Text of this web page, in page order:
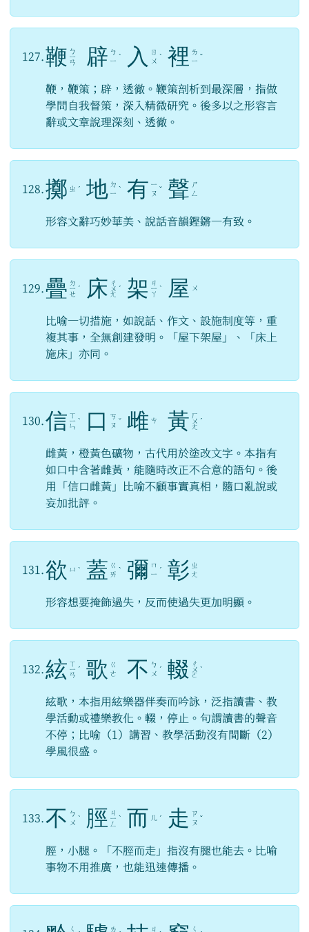
127. 鞭 ㄅ
ㄧ
ㄢ 辟 ㄅ
ㄧ ˋ 入
ㄖ
ㄨ ˋ 裡 ㄌ
ㄧ ˇ
鞭，鞭策；辟，透徹。鞭策剖析到最深層，指做
學問自我督策，深入精微研究。後多以之形容言
辭或文章說理深刻、透徹。
128. 擲 ㄓ ˊ 地 ㄉ
ㄧ ˋ 有 ㄧ
ㄡ ˇ 聲 ㄕ
ㄥ
形容文辭巧妙華美、說話音韻鏗鏘一有致。
129. 疊 ㄉ
ㄧ
ㄝ
ˊ 床 ㄔ
ㄨ
ㄤ
ˊ 架 ㄐ
ㄧ
ㄚ
ˋ 屋 ㄨ
比喻一切措施，如說話、作文、設施制度等，重
複其事，全無創建發明。「屋下架屋」、「床上
施床」亦同。
130. 信 ㄒ
ㄧ
ㄣ
ˋ 口
ㄎ
ㄡ ˇ 雌 ㄘ 黃 ㄏ
ㄨ
ㄤ
ˊ
雌黃，橙黃色礦物，古代用於塗改文字。本指有
如口中含著雌黃，能隨時改正不合意的語句。後
用「信口雌黃」比喻不顧事實真相，隨口亂說或
妄加批評。
131. 欲 ㄩ ˋ 蓋 ㄍ
ㄞ ˋ 彌 ㄇ
ㄧ ˊ 彰 ㄓ
ㄤ
形容想要掩飾過失，反而使過失更加明顯。
132. 絃 ㄒ
ㄧ
ㄢ
ˊ 歌 ㄍ
ㄜ
不 ㄅ
ㄨ ˊ 輟 ㄔ
ㄨ
ㄛ
ˋ
絃歌，本指用絃樂器伴奏而吟詠，泛指讀書、教
學活動或禮樂教化。輟，停止。句謂讀書的聲音
不停；比喻（1）講習、教學活動沒有間斷（2）
學風很盛。
133. 不 ㄅ
ㄨ ˋ 脛 ㄐ
ㄧ
ㄥ
ˋ 而 ㄦ ˊ 走 ㄗ
ㄡ ˇ
脛，小腿。「不脛而走」指沒有腿也能去。比喻
事物不用推廣，也能迅速傳播。
ㄑ ㄌ ㄐ ㄑ